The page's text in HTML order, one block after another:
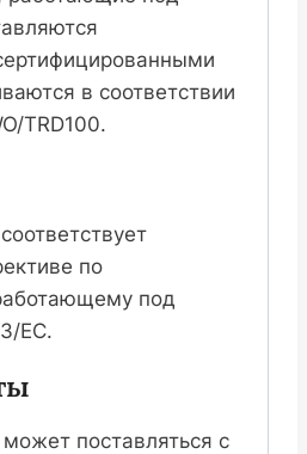
в соответствии
TRD100.
по
под
EC.
поставляться с